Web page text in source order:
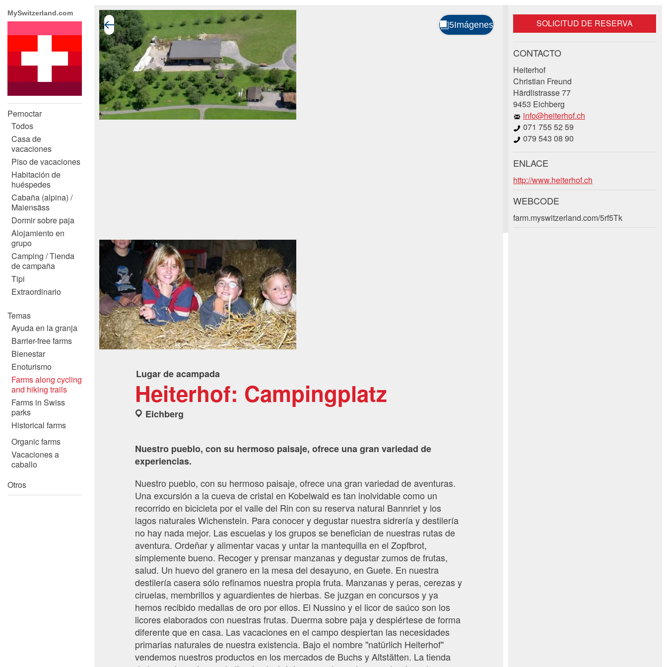
MySwitzerland.com
Pernoctar
Todos
Casa de
vacaciones
Piso de vacaciones
Habitación de
huéspedes
Cabaña (alpina) /
Maiensäss
Dormir sobre paja
Alojamiento en
grupo
Camping / Tienda
de campaña
Tipi
Extraordinario
Temas
Ayuda en la granja
Barrier-free farms
Bienestar
Enoturismo
Farms along cycling
and hiking trails
Farms in Swiss
parks
Historical farms
Organic farms
Vacaciones a
caballo
Otros
Lugar de acampada
Heiterhof: Campingplatz
Eichberg
Nuestro pueblo, con su hermoso paisaje, ofrece una gran variedad de
experiencias.
Nuestro pueblo, con su hermoso paisaje, ofrece una gran variedad de aventuras.
Una excursión a la cueva de cristal en Kobelwald es tan inolvidable como un
recorrido en bicicleta por el valle del Rin con su reserva natural Bannriet y los
lagos naturales Wichenstein. Para conocer y degustar nuestra sidrería y destilería
no hay nada mejor. Las escuelas y los grupos se benefician de nuestras rutas de
aventura. Ordeñar y alimentar vacas y untar la mantequilla en el Zopfbrot,
simplemente bueno. Recoger y prensar manzanas y degustar zumos de frutas,
salud. Un huevo del granero en la mesa del desayuno, en Guete. En nuestra
destilería casera sólo refinamos nuestra propia fruta. Manzanas y peras, cerezas y
ciruelas, membrillos y aguardientes de hierbas. Se juzgan en concursos y ya
hemos recibido medallas de oro por ellos. El Nussino y el licor de saúco son los
licores elaborados con nuestras frutas. Duerma sobre paja y despiértese de forma
diferente que en casa. Las vacaciones en el campo despiertan las necesidades
primarias naturales de nuestra existencia. Bajo el nombre "natürlich Heiterhof"
vendemos nuestros productos en los mercados de Buchs y Altstätten. La tienda
SOLICITUD DE RESERVA
CONTACTO
Heiterhof
Christian Freund
Härdlistrasse 77
9453 Eichberg
info@heiterhof.ch
071 755 52 59
079 543 08 90
ENLACE
http://www.heiterhof.ch
WEBCODE
farm.myswitzerland.com/5rf5Tk